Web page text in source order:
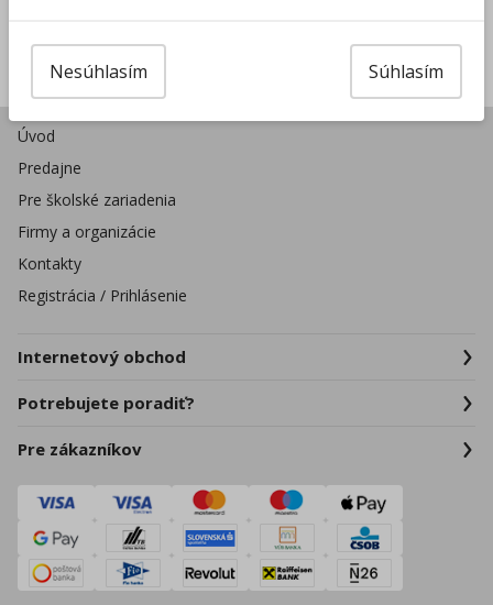
Sieť predajní po celej
SR
Úvod
Predajne
Pre školské zariadenia
Firmy a organizácie
Kontakty
Registrácia / Prihlásenie
Internetový obchod
Potrebujete poradiť?
Pre zákazníkov
Súhlasím
Nesúhlasím